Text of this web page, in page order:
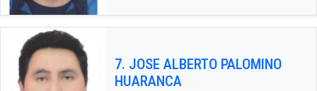
7. JOSE ALBERTO PALOMINO
HUARANCA